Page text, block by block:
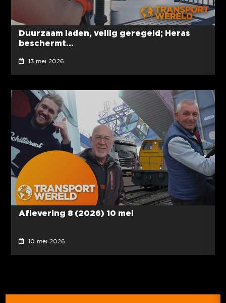
Duurzaam laden, veilig geregeld; Heras
beschermt...
13 mei 2026
Aflevering 8 (2026) 10 mei
10 mei 2026